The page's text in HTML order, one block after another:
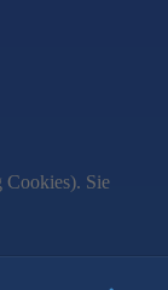
Cookies). Sie